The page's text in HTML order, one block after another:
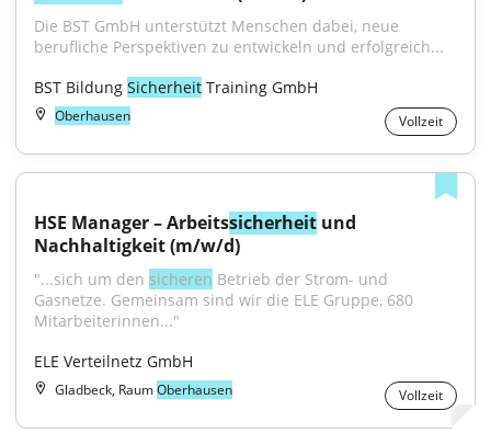
Die BST GmbH unterstützt Menschen dabei, neue
berufliche Perspektiven zu entwickeln und erfolgreich...
BST Bildung Sicherheit Training GmbH
Oberhausen Vollzeit
HSE Manager – Arbeitssicherheit und
Nachhaltigkeit (m/w/d)
"...sich um den sicheren Betrieb der Strom- und
Gasnetze. Gemeinsam sind wir die ELE Gruppe, 680
Mitarbeiterinnen..."
ELE Verteilnetz GmbH
Gladbeck, RaumOberhausen Vollzeit